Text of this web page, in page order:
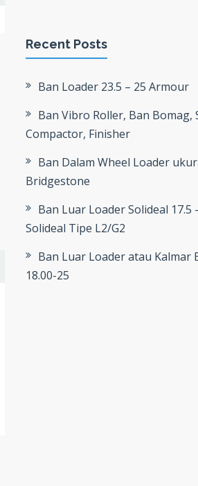
Recent Posts
Ban Loader 23.5 – 25 Armour
Ban Vibro Roller, Ban Bomag,
Compactor, Finisher
Ban Dalam Wheel Loader
Bridgestone
Ban Luar Loader Solideal 17.5
Solideal Tipe L2/G2
Ban Luar Loader atau Kalmar
18.00-25